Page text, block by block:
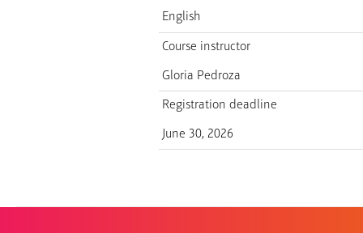
English
Course instructor
Gloria Pedroza
Registration deadline
June 30, 2026